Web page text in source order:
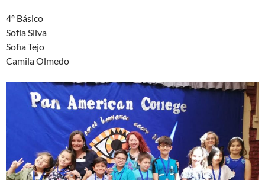
4º Básico
Sofía Silva
Sofia Tejo
Camila Olmedo